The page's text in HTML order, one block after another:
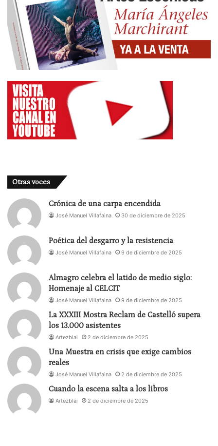
Otras voces
Crónica de una carpa encendida
José Manuel Villafaina 30 de diciembre de 2025
Poética del desgarro y la resistencia
José Manuel Villafaina 9 de diciembre de 2025
Almagro celebra el latido de medio siglo:
Homenaje al CELCIT
José Manuel Villafaina 9 de diciembre de 2025
La XXXIII Mostra Reclam de Castelló supera
los 13.000 asistentes
Artezblai 2 de diciembre de 2025
Una Muestra en crisis que exige cambios
reales
José Manuel Villafaina 2 de diciembre de 2025
Cuando la escena salta a los libros
Artezblai 2 de diciembre de 2025